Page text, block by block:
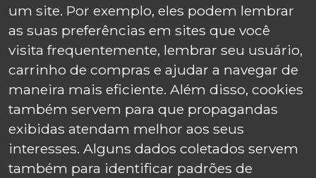
um site. Por exemplo, eles podem lembrar
as suas preferências em sites que você
visita frequentemente, lembrar seu usuário,
carrinho de compras e ajudar a navegar de
maneira mais eficiente. Além disso, cookies
também servem para que propagandas
exibidas atendam melhor aos seus
interesses. Alguns dados coletados servem
também para identificar padrões de